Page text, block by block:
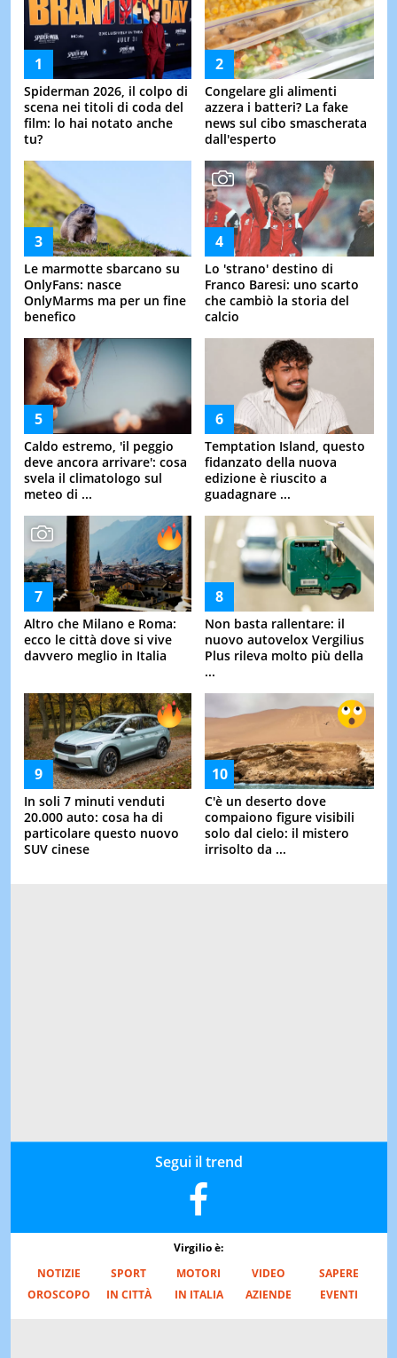
Spiderman 2026, il colpo di
scena nei titoli di coda del
film: lo hai notato anche
tu?
Congelare gli alimenti
azzera i batteri? La fake
news sul cibo smascherata
dall'esperto
Le marmotte sbarcano su
OnlyFans: nasce
OnlyMarms ma per un fine
benefico
Lo 'strano' destino di
Franco Baresi: uno scarto
che cambiò la storia del
calcio
Caldo estremo, 'il peggio
deve ancora arrivare': cosa
svela il climatologo sul
meteo di ...
Temptation Island, questo
fidanzato della nuova
edizione è riuscito a
guadagnare ...
Altro che Milano e Roma:
ecco le città dove si vive
davvero meglio in Italia
Non basta rallentare: il
nuovo autovelox Vergilius
Plus rileva molto più della
...
In soli 7 minuti venduti
20.000 auto: cosa ha di
particolare questo nuovo
SUV cinese
C'è un deserto dove
compaiono figure visibili
solo dal cielo: il mistero
irrisolto da ...
Segui il trend
Virgilio è:
NOTIZIE
SPORT MOTORI VIDEO
SAPERE
OROSCOPO
IN CITTÀ IN ITALIA AZIENDE EVENTI